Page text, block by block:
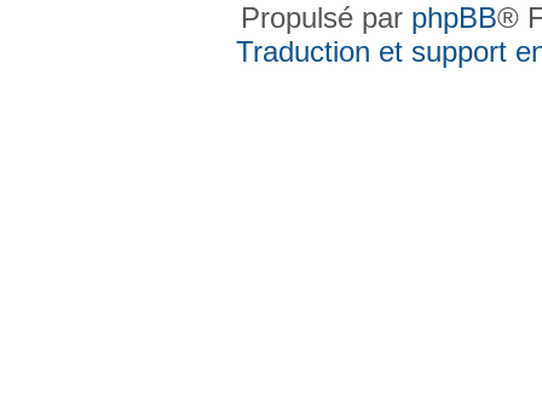
Propulsé par phpBB®
Traduction et support